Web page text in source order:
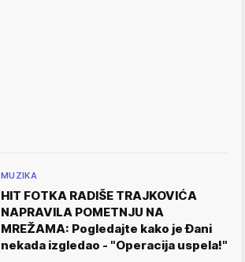
MUZIKA
HIT FOTKA RADIŠE TRAJKOVIĆA
NAPRAVILA POMETNJU NA
MREŽAMA: Pogledajte kako je Đani
nekada izgledao - "Operacija uspela!"